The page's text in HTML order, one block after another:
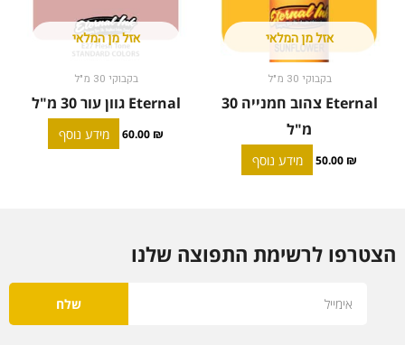
אזל מן המלאי
בקבוקי 30 מ"ל
Eternal צהוב חמנייה 30
מ"ל
50.00 ₪ מידע נוסף
אזל מן המלאי
בקבוקי 30 מ"ל
Eternal גוון עור 30 מ"ל
60.00 ₪ מידע נוסף
הצטרפו לרשימת התפוצה שלנו
שלח